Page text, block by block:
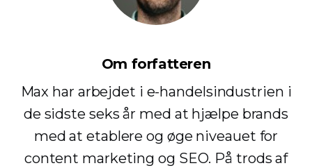
Om forfatteren
Max har arbejdet i e-handelsindustrien i
de sidste seks år med at hjælpe brands
med at etablere og øge niveauet for
content marketing og SEO. På trods af